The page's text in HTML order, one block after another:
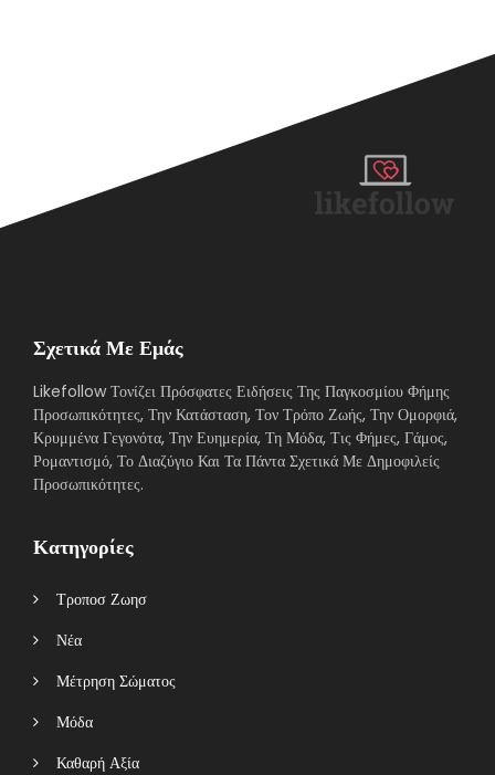
Σχετικά Με Εμάς
Likefollow Τονίζει Πρόσφατες Ειδήσεις Της Παγκοσμίου Φήμης
Προσωπικότητες, Την Κατάσταση, Τον Τρόπο Ζωής, Την Ομορφιά,
Κρυμμένα Γεγονότα, Την Ευημερία, Τη Μόδα, Τις Φήμες, Γάμος,
Ρομαντισμό, Το Διαζύγιο Και Τα Πάντα Σχετικά Με Δημοφιλείς
Προσωπικότητες.
Κατηγορίες
Τροποσ Ζωησ
Νέα
Μέτρηση Σώματος
Μόδα
Καθαρή Αξία